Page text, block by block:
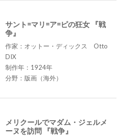
サント=マリ=ア=ピの狂女 『戦
争』
作家：オットー・ディックス Otto
DIX
制作年：1924年
分野：版画（海外）
メリクールでマダム・ジェルメ
ーヌを訪問 『戦争』